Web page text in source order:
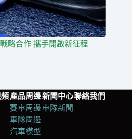
略合作 攜手開啟新征程
產品周邊
賽車周邊
車隊周邊
汽車模型
新聞中心
車隊新聞
聯絡我們